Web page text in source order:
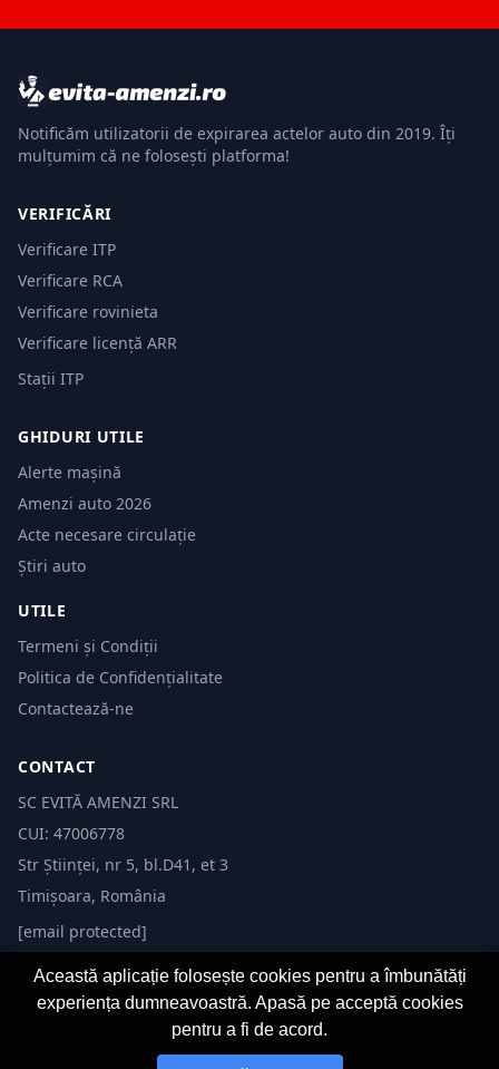
Notificăm utilizatorii de expirarea actelor auto din 2019. Îți
mulțumim că ne folosești platforma!
VERIFICĂRI
Verificare ITP
Verificare RCA
Verificare rovinieta
Verificare licență ARR
Stații ITP
GHIDURI UTILE
Alerte mașină
Amenzi auto 2026
Acte necesare circulație
Știri auto
UTILE
Termeni și Condiții
Politica de Confidențialitate
Contactează-ne
CONTACT
SC EVITĂ AMENZI SRL
CUI: 47006778
Str Științei, nr 5, bl.D41, et 3
Timișoara, România
[email protected]
© 2026 Evită Amenzi. Toate drepturile rezervate.
Această aplicație folosește cookies pentru a îmbunătăți
experiența dumneavoastră. Apasă pe acceptă cookies
pentru a fi de acord.